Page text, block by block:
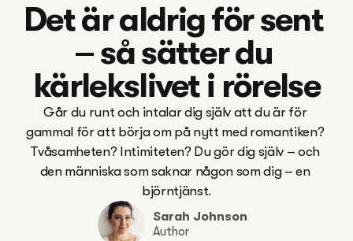
Det är aldrig för sent
– så sätter du
kärlekslivet i rörelse
Går du runt och intalar dig själv att du är för
gammal för att börja om på nytt med romantiken?
Tvåsamheten? Intimiteten? Du gör dig själv – och
den människa som saknar någon som dig – en
björntjänst.
Sarah Johnson
Author